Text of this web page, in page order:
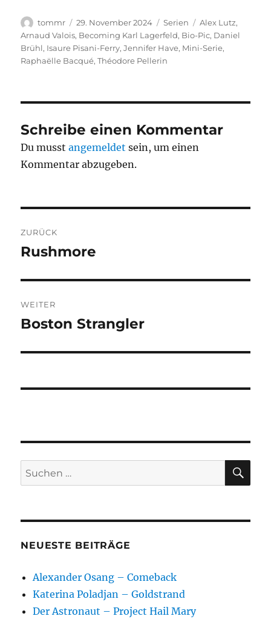
Autor
tommr
Veröffentlicht
am
29. November 2024 Kategorien
Serien Schlagwörter
Alex Lutz,
Arnaud Valois, Becoming Karl Lagerfeld, Bio-Pic, Daniel
Brühl, Isaure Pisani-Ferry,Jennifer Have, Mini-Serie,
Raphaëlle Bacqué,Théodore Pellerin
Schreibe einen Kommentar
Du musstangemeldet sein, um einen
Kommentar abzugeben.
ZURÜCK
Vorheriger
Rushmore
WEITER
Nächster
Boston Strangler
Suchen
nach:
NEUESTE BEITRÄGE
Alexander Osang – Comeback
Katerina Poladjan – Goldstrand
Der Astronaut – Project Hail Mary